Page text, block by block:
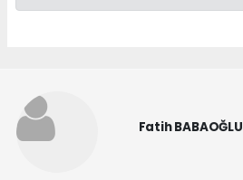
Fatih BABAOĞLU